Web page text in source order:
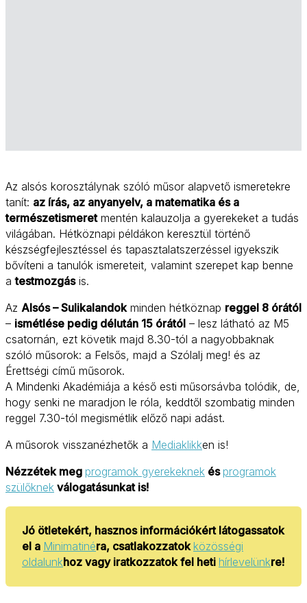
Az alsós korosztálynak szóló műsor alapvető ismeretekre
tanít: az írás, az anyanyelv, a matematika és a
természetismeretmentén kalauzolja a gyerekeket a tudás
világában. Hétköznapi példákon keresztül történő
készségfejlesztéssel és tapasztalatszerzéssel igyekszik
bővíteni a tanulók ismereteit, valamint szerepet kap benne
atestmozgásis.
Az Alsós – Sulikalandokminden hétköznap reggel 8 órától
– ismétlése pedig délután 15 órától – lesz látható az M5
csatornán, ezt követik majd 8.30-tól a nagyobbaknak
szóló műsorok: a Felsős, majd a Szólalj meg! és az
Érettségi című műsorok.
A Mindenki Akadémiája a késő esti műsorsávba tolódik, de,
hogy senki ne maradjon le róla, keddtől szombatig minden
reggel 7.30-tól megismétlik előző napi adást.
A műsorok visszanézhetők a Mediaklikken is!
Nézzétek meg programok gyerekeknek ésprogramok
szülőknek válogatásunkat is!
Jó ötletekért, hasznos információkért látogassatok
el a Minimatinéra, csatlakozzatok közösségi
oldalunkhoz vagy iratkozzatok fel heti hírlevelünkre!